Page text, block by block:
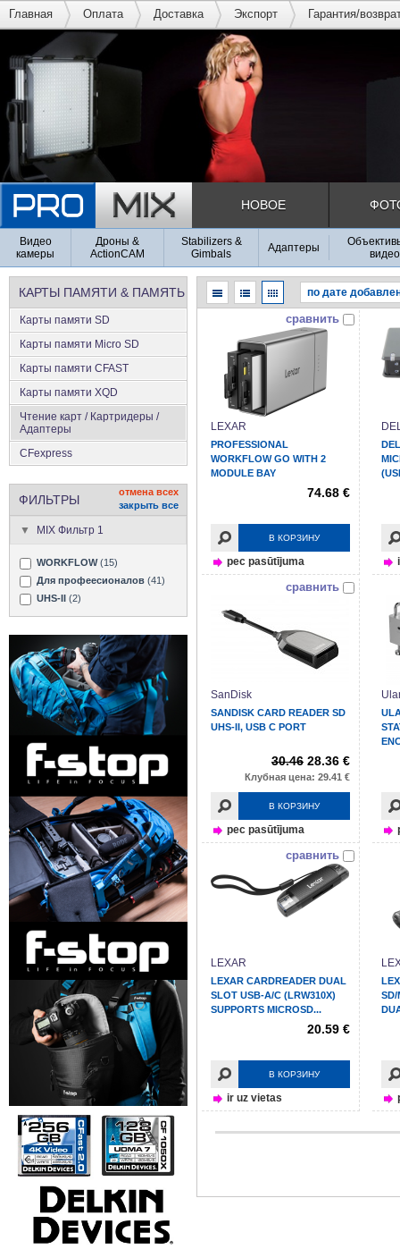
Главная Оплата Доставка Экспорт Гарантия/
НОВОЕ
Видео
камеры
Дроны &
ActionCAM
Stabilizers &
Gimbals
Адаптеры
КАРТЫ ПАМЯТИ & ПАМЯТЬ
Карты памяти SD
Карты памяти Micro SD
Карты памяти CFAST
Карты памяти XQD
Чтение карт / Картридеры /
Адаптеры
CFexpress
ФИЛЬТРЫ
отмена всех
закрыть все
MIX Фильтр 1
WORKFLOW (15)
Для профеесионалов (41)
UHS-II (2)
сравнить
LEXAR
PROFESSIONAL
WORKFLOW GO WITH 2
MODULE BAY
74.68 €
В КОРЗИНУ
pec pasūtījuma
сравнить
SanDisk
SANDISK CARD READER SD
UHS-II, USB C PORT
30.46 28.36 €
Клубная цена: 29.41 €
В КОРЗИНУ
pec pasūtījuma
сравнить
LEXAR
LEXAR CARDREADER DUAL
SLOT USB-A/C (LRW310X)
SUPPORTS MICROSD...
20.59 €
В КОРЗИНУ
ir uz vietas
SD/